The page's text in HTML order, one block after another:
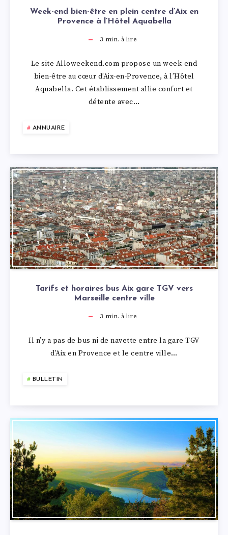
Week-end bien-être en plein centre d’Aix en
Provence à l’Hôtel Aquabella
3 min. à lire
Le site Alloweekend.com propose un week-end
bien-être au cœur d’Aix-en-Provence, à l’Hôtel
Aquabella. Cet établissement allie confort et
détente avec…
ANNUAIRE
Tarifs et horaires bus Aix gare TGV vers
Marseille centre ville
3 min. à lire
Il n’y a pas de bus ni de navette entre la gare TGV
d’Aix en Provence et le centre ville…
BULLETIN